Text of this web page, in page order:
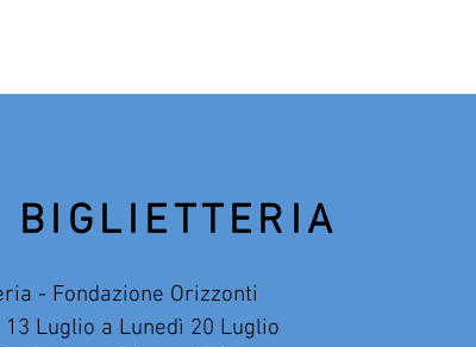
BIGLIETTERIA
- Fondazione Orizzonti
13 Luglio a Lunedì 20 Luglio